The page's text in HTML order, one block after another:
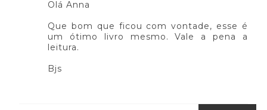
Olá Anna
Que bom que ficou com vontade, esse é
um ótimo livro mesmo. Vale a pena a
leitura.
Bjs